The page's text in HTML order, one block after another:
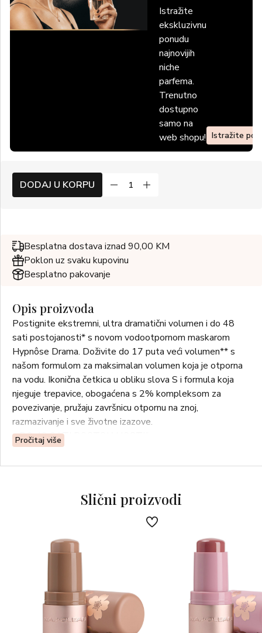
Istražite
ekskluzivnu
ponudu
najnovijih
niche
parfema.
Trenutno
dostupno
samo na
web shopu! Istražite
DODAJ U KORPU
Besplatna dostava iznad 90,00 KM
Poklon uz svaku kupovinu
Besplatno pakovanje
Opis proizvoda
Postignite ekstremni, ultra dramatični volumen i do 48
sati postojanosti* s novom vodootpornom maskarom
Hypnôse Drama. Doživite do 17 puta veći volumen** s
našom formulom za maksimalan volumen koja je otporna
na vodu. Ikonična četkica u obliku slova S i formula koja
njeguje trepavice, obogaćena s 2% kompleksom za
povezivanje, pružaju završnicu otpornu na znoj,
razmazivanje i sve životne izazove.
• DO 48 SATI POSTOJANOSTI*
• DO 17 PUTA VEĆI VOLUMEN**
• 91% ISPITANICA POTVRĐUJE DA MASKARA
PIGMENTIMA ONIKSA**
• 2% KOMPLEKS ZA POVEZIVANJE, TREPAVICE SE
**Potrošački test, 108 žena
Pročitaj više
Slični proizvodi